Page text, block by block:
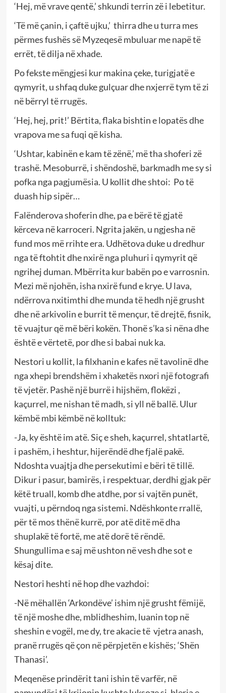
‘Hej, më vrave qentë,’ shkundi terrin zë i lebetitur.
‘Të më çanin, i çaftë ujku,’ thirra dhe u turra mes
përmes fushës së Myzeqesë mbuluar me napë të
errët, të dilja në xhade.
Po fekste mëngjesi kur makina çeke, turigjatë e
qymyrit, u shfaq duke gulçuar dhe nxjerrë tym të zi
në bërryl të rrugës.
‘Hej, hej, prit!’ Bërtita, flaka bishtin e lopatës dhe
vrapova me sa fuqi që kisha.
‘Ushtar, kabinën e kam të zënë,’ më tha shoferi zë
trashë. Mesoburrë, i shëndoshë, barkmadh me sy si
pofka nga pagjumësia. U kollit dhe shtoi: Po të
duash hip sipër…
Falënderova shoferin dhe, pa e bërë të gjatë
kërceva në karroceri. Ngrita jakën, u ngjesha në
fund mos më rrihte era. Udhëtova duke u dredhur
nga të ftohtit dhe nxirë nga pluhuri i qymyrit që
ngrihej duman. Mbërrita kur babën po e varrosnin.
Mezi më njohën, isha nxirë fund e krye. U lava,
ndërrova nxitimthi dhe munda të hedh një grusht
dhe në arkivolin e burrit të mençur, të drejtë, fisnik,
të vuajtur që më bëri kokën. Thonë s’ka si nëna dhe
është e vërtetë, por dhe si babai nuk ka.
Nestori u kollit, la filxhanin e kafes në tavolinë dhe
nga xhepi brendshëm i xhaketës nxori një fotografi
të vjetër. Pashë një burrë i hijshëm, flokëzi ,
kaçurrel, me nishan të madh, si yll në ballë. Ulur
këmbë mbi këmbë në kolltuk:
-Ja, ky është im atë. Siç e sheh, kaçurrel, shtatlartë,
i pashëm, i heshtur, hijerëndë dhe fjalë pakë.
Ndoshta vuajtja dhe persekutimi e bëri të tillë.
Dikur i pasur, bamirës, i respektuar, derdhi gjak për
këtë truall, komb dhe atdhe, por si vajtën punët,
vuajti, u përndoq nga sistemi. Ndëshkonte rrallë,
për të mos thënë kurrë, por atë ditë më dha
shuplakë të fortë, me atë dorë të rëndë.
Shungullima e saj më ushton në vesh dhe sot e
kësaj dite.
Nestori heshti në hop dhe vazhdoi:
-Në mëhallën ‘Arkondëve’ ishim një grusht fëmijë,
të një moshe dhe, mblidheshim, luanin top në
sheshin e vogël, me dy, tre akacie të vjetra anash,
pranë rrugës që çon në përpjetën e kishës; ‘Shën
Thanasi’.
Meqenëse prindërit tani ishin të varfër, në